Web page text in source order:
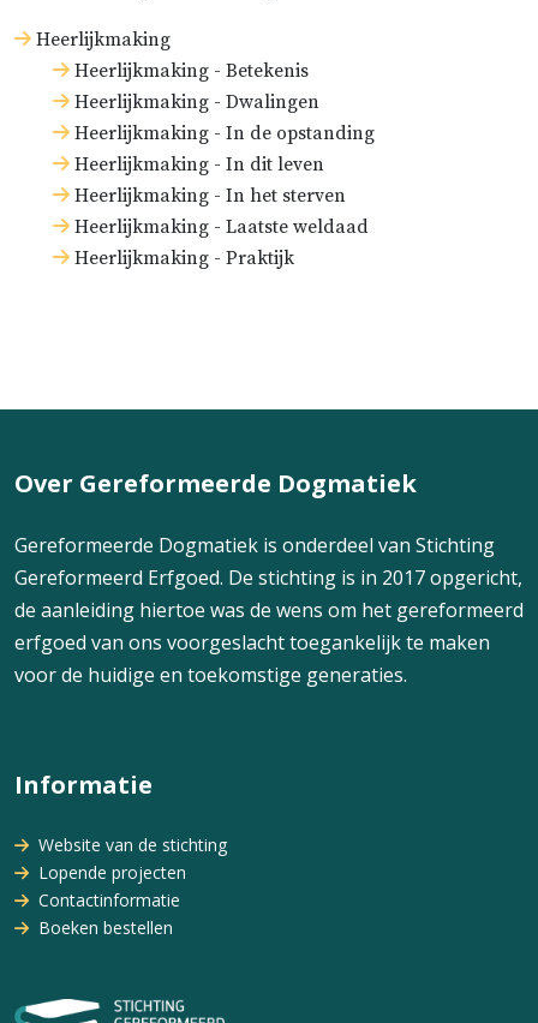
Heerlijkmaking
Heerlijkmaking - Betekenis
Heerlijkmaking - Dwalingen
Heerlijkmaking - In de opstanding
Heerlijkmaking - In dit leven
Heerlijkmaking - In het sterven
Heerlijkmaking - Laatste weldaad
Heerlijkmaking - Praktijk
Over Gereformeerde Dogmatiek
Gereformeerde Dogmatiek is onderdeel van Stichting
Gereformeerd Erfgoed. De stichting is in 2017 opgericht,
de aanleiding hiertoe was de wens om het gereformeerd
erfgoed van ons voorgeslacht toegankelijk te maken
voor de huidige en toekomstige generaties.
Informatie
Website van de stichting
Lopende projecten
Contactinformatie
Boeken bestellen